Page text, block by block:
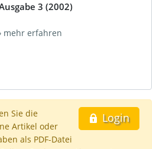
3 (2002)
mehr erfahren
Login
Sie die
Artikel oder
als PDF-Datei